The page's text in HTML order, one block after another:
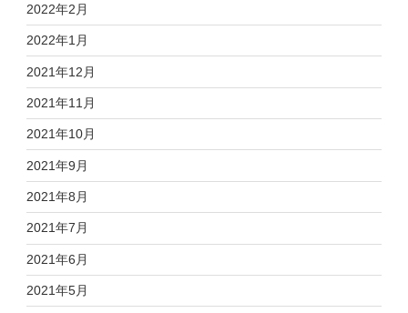
2022年2月
2022年1月
2021年12月
2021年11月
2021年10月
2021年9月
2021年8月
2021年7月
2021年6月
2021年5月